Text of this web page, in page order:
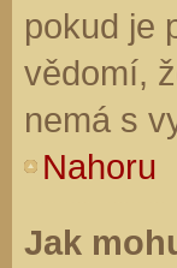
pokud je
vědomí,
nemá s
Nahoru
Jak